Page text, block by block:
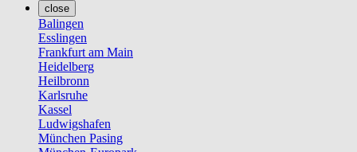
close
Balingen
Esslingen
Frankfurt am Main
Heidelberg
Heilbronn
Karlsruhe
Kassel
Ludwigshafen
München Pasing